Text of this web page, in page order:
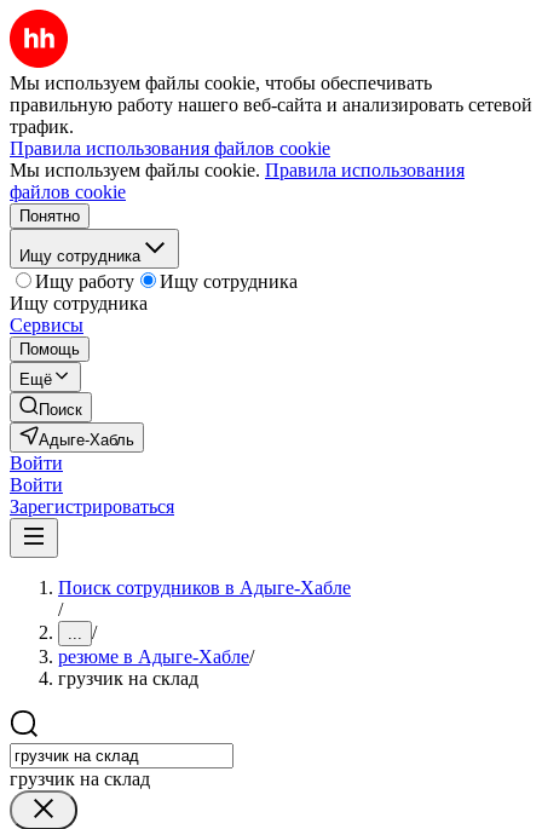
Мы используем файлы cookie, чтобы обеспечивать
правильную работу нашего веб-сайта и анализировать сетевой
трафик.
Правила использования файлов cookie
Мы используем файлы cookie. Правила использования
файлов cookie
Понятно
Ищу сотрудника
Ищу работу
Ищу сотрудника
Ищу сотрудника
Сервисы
Помощь
Ещё
Поиск
Адыге-Хабль
Войти
Войти
Зарегистрироваться
Поиск сотрудников в Адыге-Хабле
/
... /
резюме в Адыге-Хабле/
грузчик на склад
грузчик на склад